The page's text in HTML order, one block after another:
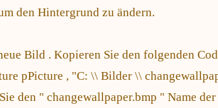
den Hintergrund zu ändern.
Bild . Kopieren Sie den folgenden
pPicture , "C: \\ Bilder \\
den " changewallpaper.bmp " Name